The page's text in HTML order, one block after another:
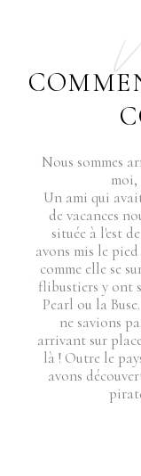
Nous sommes
moi,
Un ami qui
de vacances
située à l'est
avons mis le
comme elle se
flibustiers y ont
Pearl ou la
ne savions
arrivant sur
là ! Outre le
avons